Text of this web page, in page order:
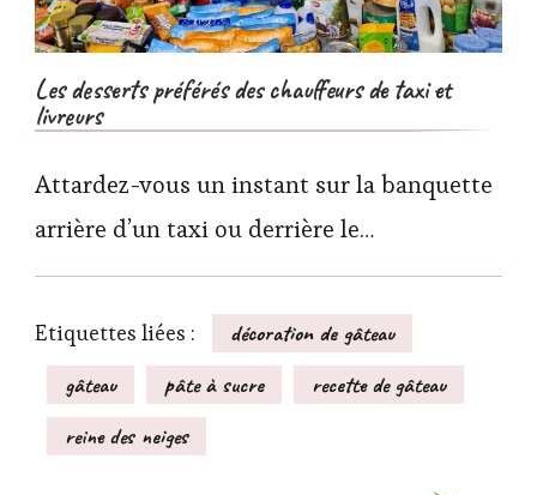
Les desserts préférés des chauffeurs de taxi et
livreurs
Attardez-vous un instant sur la banquette
arrière d’un taxi ou derrière le…
Etiquettes liées :
décoration de gâteau
gâteau
pâte à sucre
recette de gâteau
reine des neiges